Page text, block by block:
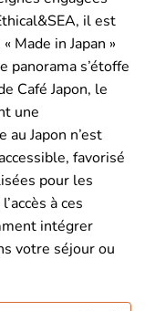
il est
Made in Japan »
panorama s’étoffe
Café Japon, le
une
Japon n’est
favorisé
pour les
à ces
intégrer
votre séjour ou